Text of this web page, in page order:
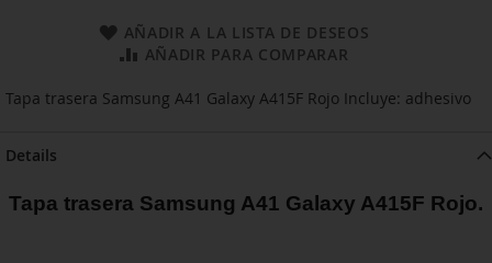
AÑADIR A LA LISTA DE DESEOS
AÑADIR PARA COMPARAR
Tapa trasera Samsung A41 Galaxy A415F Rojo Incluye: adhesivo
Details
Tapa trasera Samsung A41 Galaxy A415F Rojo.